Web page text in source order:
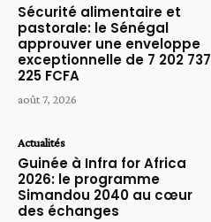
Sécurité alimentaire et
pastorale: le Sénégal
approuver une enveloppe
exceptionnelle de 7 202 737
225 FCFA
août 7, 2026
Actualités
Guinée à Infra for Africa
2026: le programme
Simandou 2040 au cœur
des échanges